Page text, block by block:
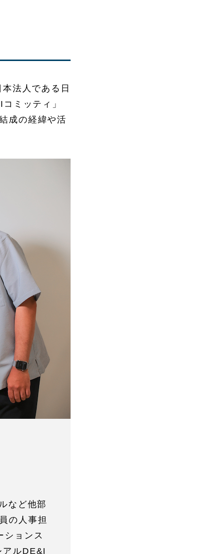
法人である日
ミッティ」
成の経緯や活
など他部
の人事担
ションス
アルDE&I